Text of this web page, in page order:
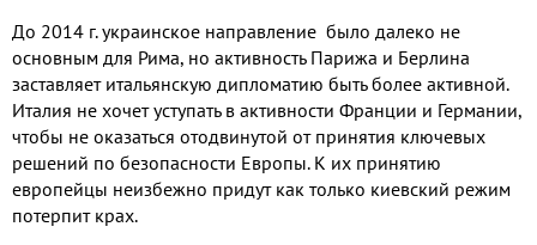
До 2014 г.украинское направление было далеко не
основным для Рима, но активность Парижа и Берлина
заставляет итальянскую дипломатию быть более активной.
Италия не хочет уступать в активности Франции и Германии,
чтобы не оказаться отодвинутой от принятия ключевых
решений по безопасности Европы. К их принятию
европейцы неизбежно придут как только киевский режим
потерпит крах.